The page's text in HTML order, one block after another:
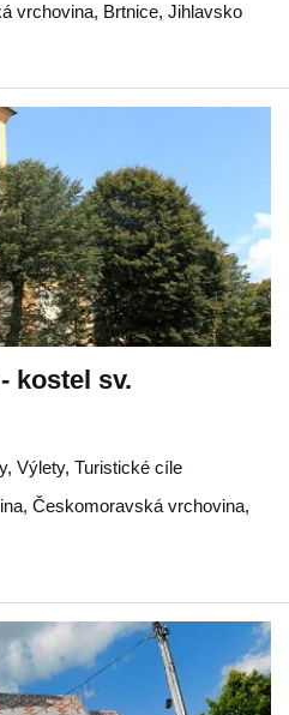
vrchovina, Brtnice, Jihlavsko
kostel sv.
Výlety, Turistické cíle
, Českomoravská vrchovina,